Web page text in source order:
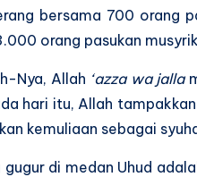
bersama 700 orang
orang pasukan
Nya, Allah ‘azza wa jalla
hari itu, Allah
kemuliaan sebagai
di medan Uhud